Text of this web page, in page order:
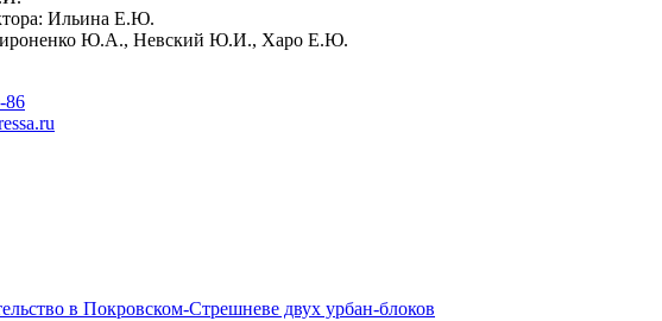
Ильина Е.Ю.
Мироненко Ю.А., Невский Ю.И., Харо Е.Ю.
86
в Покровском-Стрешневе двух урбан-блоков